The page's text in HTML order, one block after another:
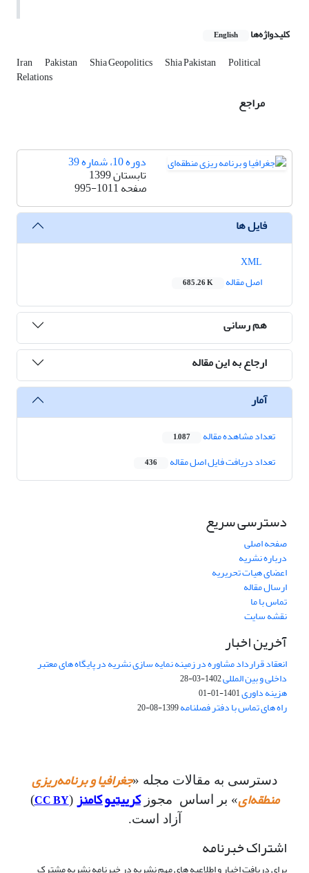
کلیدواژه‌ها English
Iran Pakistan Shia Geopolitics Shia Pakistan Political
Relations
مراجع
دوره 10، شماره 39
تابستان 1399
صفحه995-1011
فایل ها
اصل مقاله
685.26 K
هم رسانی
ارجاع به این مقاله
آمار
تعداد مشاهده مقاله 1,087
تعداد دریافت فایل اصل مقاله 436
دسترسی سریع
صفحه اصلی
درباره نشریه
اعضای هیات تحریریه
ارسال مقاله
تماس با ما
نقشه سایت
آخرین اخبار
انعقاد قرارداد مشاوره در زمینه نمایه سازی نشریه در پایگاه های معتبر
داخلی و بین المللی1402-03-28
هزینه داوری1401-01-01
راه های تماس با دفتر فصلنامه1399-08-20
دسترسی به مقالات مجله «جغرافیا و برنامه‌ریزی
منطقه‌ای» بر اساس مجوزکرییتیو کامنز (
CC BY
)
آزاد است.
اشتراک خبرنامه